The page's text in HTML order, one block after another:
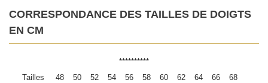
CORRESPONDANCE DES TAILLES DE DOIGTS
EN CM
**********
Tailles
48 50 52 54 56 58 60 62 64 66
68